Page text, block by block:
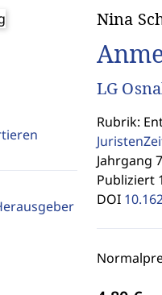
Nina
LG
Rubrik:
Jahrgang
Publiziert
DOI